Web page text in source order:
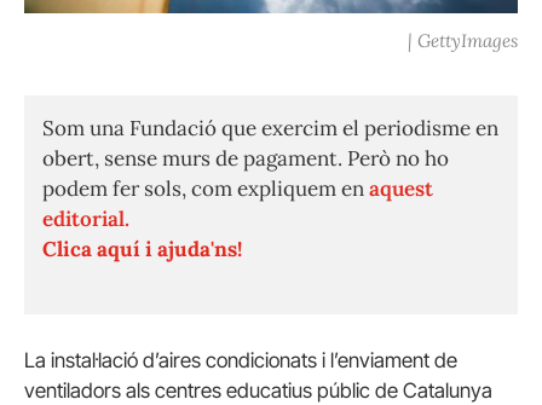
| GettyImages
Som una Fundació que exercim el periodisme en
obert, sense murs de pagament. Però no ho
podem fer sols, com expliquem enaquest
editorial.
Clica aquí i ajuda'ns!
La instal·lació d’aires condicionats i l’enviament de
ventiladors als centres educatius públic de Catalunya